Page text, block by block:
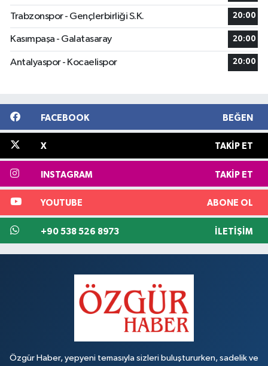
Trabzonspor - Gençlerbirliği S.K. 20:00
Kasımpaşa - Galatasaray 20:00
Antalyaspor - Kocaelispor 20:00
FACEBOOK BEĞEN
X TAKIP ET
INSTAGRAM TAKIP ET
YOUTUBE ABONE OL
+90 538 526 8973 İLETIŞIM
Özgür Haber, yepyeni temasıyla sizleri buluştururken, sadelik ve